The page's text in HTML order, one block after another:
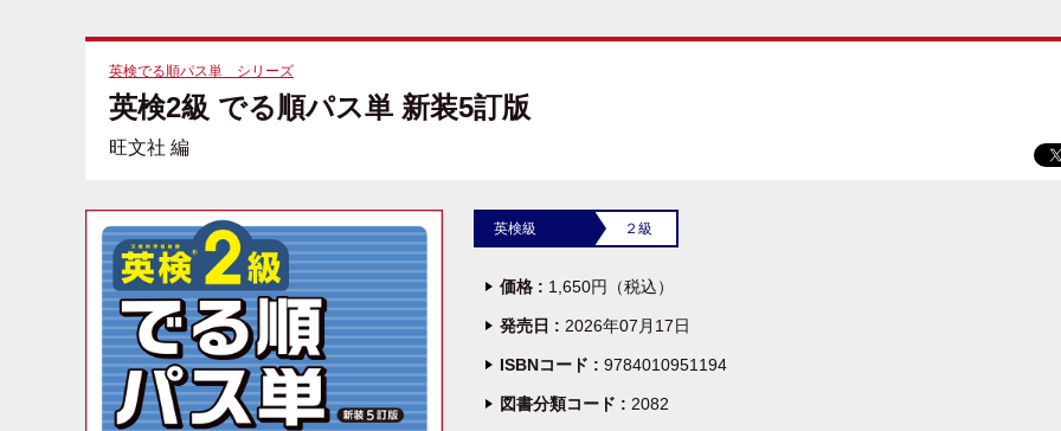
英検でる順パス単 シリーズ
英検2級 でる順パス単 新装5訂版
旺文社 編
英検級 ２級
価格 : 1,650円（税込）
発売日 : 2026年07月17日
ISBNコード : 9784010951194
図書分類コード : 2082